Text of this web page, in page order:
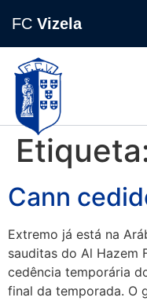
FC Vizela
Cann
Extremo já está na
sauditas do Al Hazem
cedência temporária
final da temporada. O